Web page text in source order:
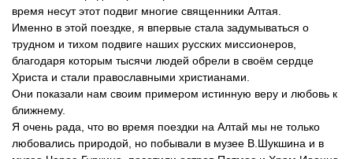
время несут этот подвиг многие священники Алтая.
Именно в этой поездке, я впервые стала задумываться о
трудном и тихом подвиге наших русских миссионеров,
благодаря которым тысячи людей обрели в своём сердце
Христа и стали православными христианами.
Они показали нам своим примером истинную веру и любовь к
ближнему.
Я очень рада, что во время поездки на Алтай мы не только
любовались природой, но побывали в музее В.Шукшина и в